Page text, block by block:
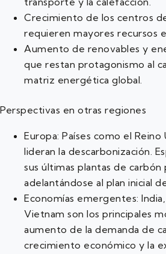
Crecimiento de los centros
requieren mayores recursos
Aumento de renovables y
que restan protagonismo al
matriz energética global.
Perspectivas en otras regiones
Europa: Países como el Reino
lideran la descarbonización.
sus últimas plantas de carbón
adelantándose al plan inicial
Economías emergentes:
Vietnam son los principales
aumento de la demanda de
crecimiento económico y la